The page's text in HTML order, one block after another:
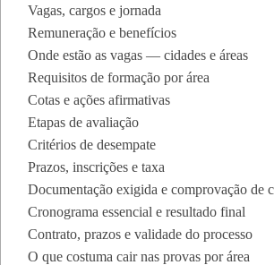
Vagas, cargos e jornada
Remuneração e benefícios
Onde estão as vagas — cidades e áreas
Requisitos de formação por área
Cotas e ações afirmativas
Etapas de avaliação
Critérios de desempate
Prazos, inscrições e taxa
Documentação exigida e comprovação de
Cronograma essencial e resultado final
Contrato, prazos e validade do processo
O que costuma cair nas provas por área